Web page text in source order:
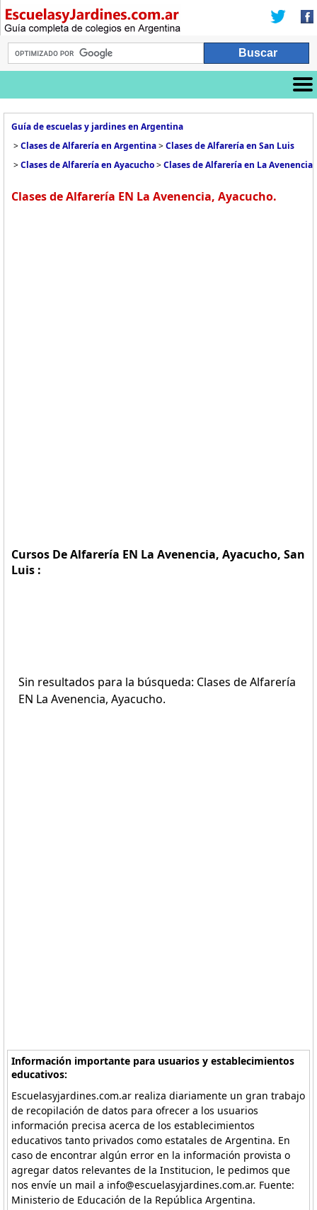
Guía de escuelas y jardines en Argentina
>Clases de Alfarería en Argentina>Clases de Alfarería en San Luis
>Clases de Alfarería en Ayacucho>Clases de Alfarería en La Avenencia
Clases de Alfarería EN La Avenencia, Ayacucho.
Cursos De Alfarería EN La Avenencia, Ayacucho, San
Luis :
Sin resultados para la búsqueda: Clases de Alfarería
EN La Avenencia, Ayacucho.
Información importante para usuarios y establecimientos
educativos:
Escuelasyjardines.com.ar realiza diariamente un gran trabajo
de recopilación de datos para ofrecer a los usuarios
información precisa acerca de los establecimientos
educativos tanto privados como estatales de Argentina. En
caso de encontrar algún error en la información provista o
agregar datos relevantes de la Institucion, le pedimos que
nos envíe un mail a info@escuelasyjardines.com.ar. Fuente:
Ministerio de Educación de la República Argentina.